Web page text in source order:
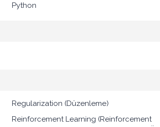
Python
Regularization (Düzenleme)
Reinforcement Learning (Reinforcement